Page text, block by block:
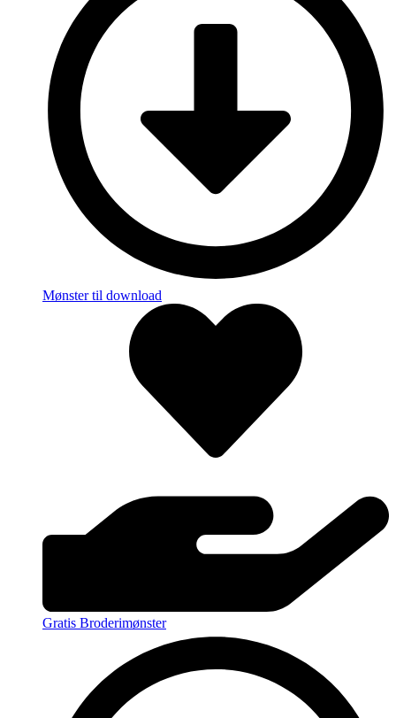
Mønster til download
Gratis Broderimønster